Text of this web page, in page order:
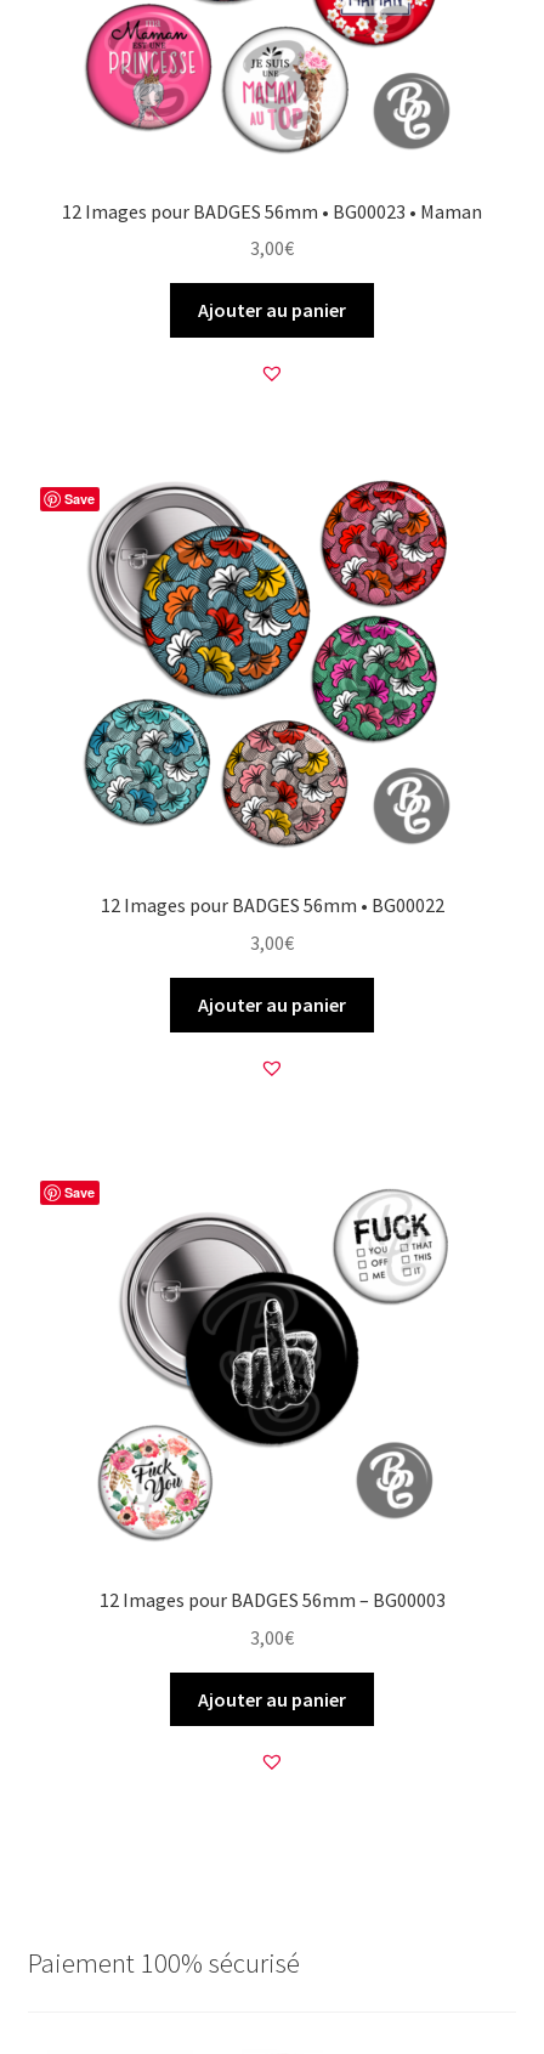
12 Images pour BADGES 56mm • BG00023 • Maman
3,00€
Ajouter au panier
Save
12 Images pour BADGES 56mm • BG00022
3,00€
Ajouter au panier
Save
12 Images pour BADGES 56mm – BG00003
3,00€
Ajouter au panier
Paiement 100% sécurisé